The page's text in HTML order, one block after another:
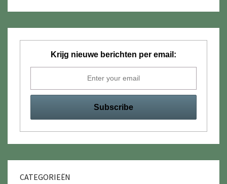
Krijg nieuwe berichten per email:
CATEGORIEËN